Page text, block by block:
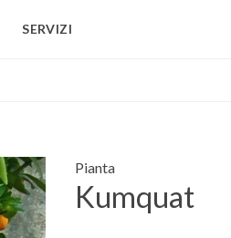
SERVIZI
Pianta
Kumquat